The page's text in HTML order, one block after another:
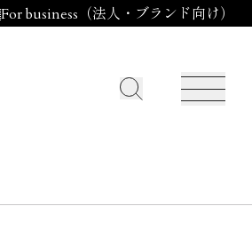
For business（法人・ブランド向け）